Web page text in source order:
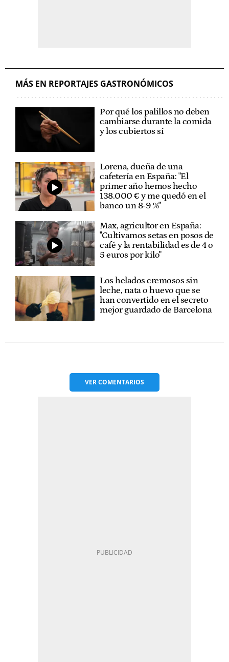
MÁS EN REPORTAJES GASTRONÓMICOS
Por qué los palillos no deben
cambiarse durante la comida
y los cubiertos sí
Lorena, dueña de una
cafetería en España: "El
primer año hemos hecho
138.000 € y me quedó en el
banco un 8-9 %"
Max, agricultor en España:
"Cultivamos setas en posos de
café y la rentabilidad es de 4 o
5 euros por kilo"
Los helados cremosos sin
leche, nata o huevo que se
han convertido en el secreto
mejor guardado de Barcelona
VERCOMENTARIOS